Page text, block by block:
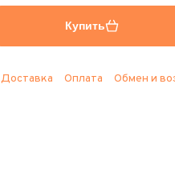
Купить
Доставка Оплата Обмен и